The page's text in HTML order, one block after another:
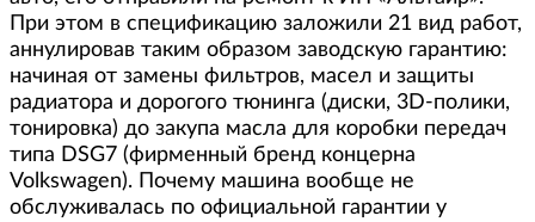
При этом в спецификацию заложили 21 вид работ,
аннулировав таким образом заводскую гарантию:
начиная от замены фильтров, масел и защиты
радиатора и дорогого тюнинга (диски, 3D-полики,
тонировка) до закупа масла для коробки передач
типа DSG7 (фирменный бренд концерна
Volkswagen). Почему машина вообще не
обслуживалась по официальной гарантии у